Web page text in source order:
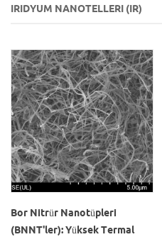
IRIDYUM NANOTELLERI (IR)
Bor Nitrür Nanotüpleri
(BNNT'ler): Yüksek Termal